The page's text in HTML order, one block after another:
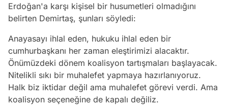
Erdoğan'a karşı kişisel bir husumetleri olmadığını
belirten Demirtaş, şunları söyledi:
Anayasayı ihlal eden, hukuku ihlal eden bir
cumhurbaşkanı her zaman eleştirimizi alacaktır.
Önümüzdeki dönem koalisyon tartışmaları başlayacak.
Nitelikli sıkı bir muhalefet yapmaya hazırlanıyoruz.
Halk biz iktidar değil ama muhalefet görevi verdi. Ama
koalisyon seçeneğine de kapalı değiliz.